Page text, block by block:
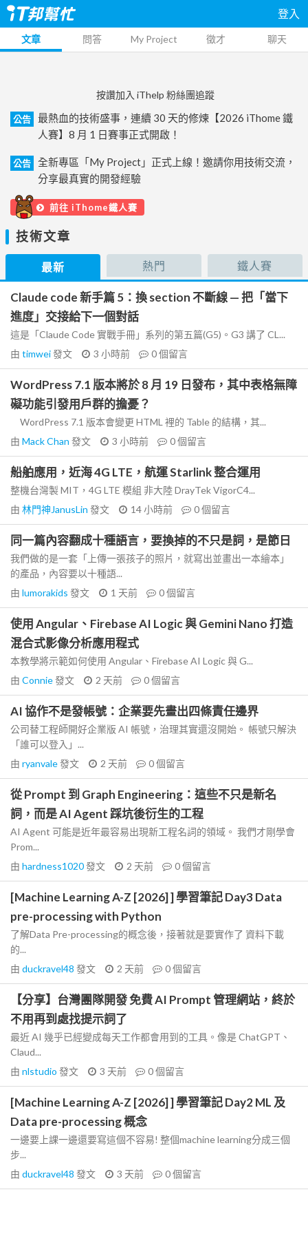
登入
文章 問答 My Project 徵才 聊天
按讚加入 iThelp 粉絲團追蹤
公告
最熱血的技術盛事，連續 30 天的修煉【2026 iThome 鐵
人賽】8 月 1 日賽事正式開啟！
公告
全新專區「My Project」正式上線！邀請你用技術交流，
分享最真實的開發經驗
前往 iThome鐵人賽
技術文章
最新 熱門 鐵人賽
Claude code 新手篇 5：換 section 不斷線 — 把「當下
進度」交接給下一個對話
這是「Claude Code 實戰手冊」系列的第五篇(G5)。G3 講了 CL...
由 timwei發文 3 小時前 0個留言
WordPress 7.1 版本將於 8 月 19 日發布，其中表格無障
礙功能引發用戶群的擔憂？
WordPress 7.1 版本會變更 HTML 裡的 Table 的結構，其...
由 Mack Chan 發文 3 小時前 0個留言
船舶應用，近海 4G LTE，航運 Starlink 整合運用
整機台灣製 MIT，4G LTE 模組 非大陸 DrayTek VigorC4...
由 林門神JanusLin 發文 14 小時前 0個留言
同一篇內容翻成十種語言，要換掉的不只是詞，是節日
我們做的是一套「上傳一張孩子的照片，就寫出並畫出一本繪本」
的產品，內容要以十種語...
由 lumorakids 發文 1 天前 0個留言
使用 Angular、Firebase AI Logic 與 Gemini Nano 打造
混合式影像分析應用程式
本教學將示範如何使用 Angular、Firebase AI Logic 與 G...
由 Connie發文 2 天前 0個留言
AI 協作不是發帳號：企業要先畫出四條責任邊界
公司替工程師開好企業版 AI 帳號，治理其實還沒開始。 帳號只解決
「誰可以登入」...
由 ryanvale發文 2 天前 0個留言
從 Prompt 到 Graph Engineering：這些不只是新名
詞，而是 AI Agent 踩坑後衍生的工程
AI Agent 可能是近年最容易出現新工程名詞的領域。 我們才剛學會
Prom...
由 hardness1020發文 2 天前 0個留言
[Machine Learning A-Z [2026] ] 學習筆記 Day3 Data
pre-processing with Python
了解Data Pre-processing的概念後，接著就是要實作了 資料下載
的...
由 duckravel48 發文 2 天前 0個留言
【分享】台灣團隊開發 免費 AI Prompt 管理網站，終於
不用再到處找提示詞了
最近 AI 幾乎已經變成每天工作都會用到的工具。像是 ChatGPT、
Claud...
由 nlstudio 發文 3 天前 0個留言
[Machine Learning A-Z [2026] ] 學習筆記 Day2 ML 及
Data pre-processing 概念
一邊要上課一邊還要寫這個不容易! 整個machine learning分成三個
步...
由 duckravel48 發文 3 天前 0個留言